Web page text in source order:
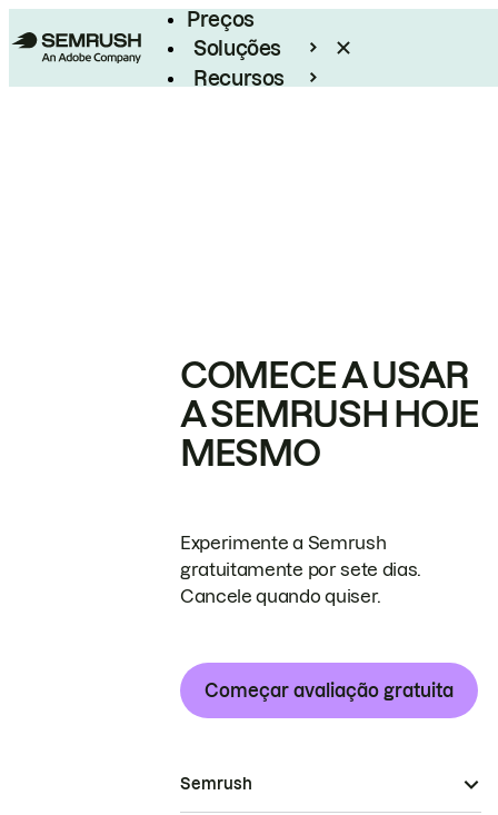
Preços
Soluções
Recursos
COMECE A USAR
A SEMRUSH HOJE
MESMO
Experimente a Semrush
gratuitamente por sete dias.
Cancele quando quiser.
Começar avaliação gratuita
Semrush